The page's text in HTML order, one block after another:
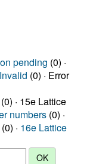
pending (0) ·
Invalid (0) · Error
(0) · 15e Lattice
numbers (0) ·
(0) · 16e Lattice